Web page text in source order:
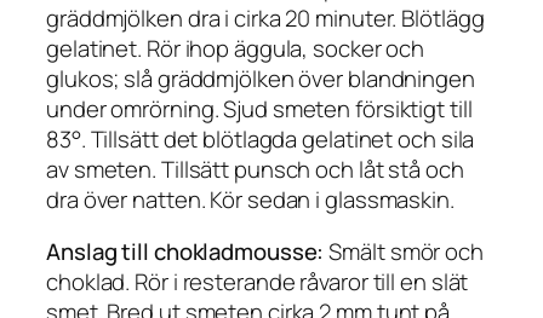
gräddmjölken dra i cirka 20 minuter. Blötlägg
gelatinet. Rör ihop äggula, socker och
glukos; slå gräddmjölken över blandningen
under omrörning. Sjud smeten försiktigt till
83°. Tillsätt det blötlagda gelatinet och sila
av smeten. Tillsätt punsch och låt stå och
dra över natten. Kör sedan i glassmaskin.
Anslag till chokladmousse: Smält smör och
choklad. Rör i resterande råvaror till en slät